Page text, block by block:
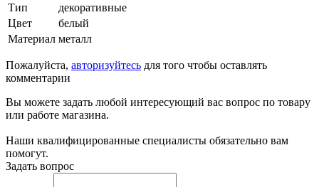
Тип
декоративные
Цвет
белый
Материал металл
Пожалуйста, авторизуйтесь для того чтобы оставлять
комментарии
Вы можете задать любой интересующий вас вопрос по товару
или работе магазина.
Наши квалифицированные специалисты обязательно вам
помогут.
Задать вопрос